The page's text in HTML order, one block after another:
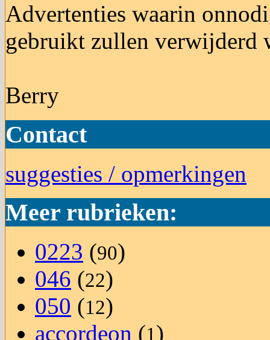
Advertenties waarin
gebruikt zullen verwijderd
Berry
Contact
suggesties / opmerkingen
Meer rubrieken:
0223 (90)
046 (22)
050 (12)
accordeon (1)